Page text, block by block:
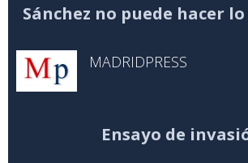
Sánchez no puede hacer
MADRIDPRESS
Ensayo de